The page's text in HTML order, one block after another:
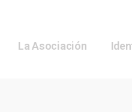
La Asociación